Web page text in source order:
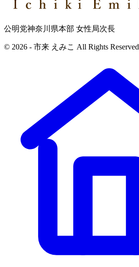
公明党神奈川県本部 女性局次長
© 2026 - 市来 えみこ All Rights Reserved